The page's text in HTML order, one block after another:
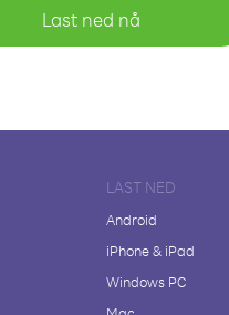
Last ned nå
LAST NED
Android
iPhone & iPad
Windows PC